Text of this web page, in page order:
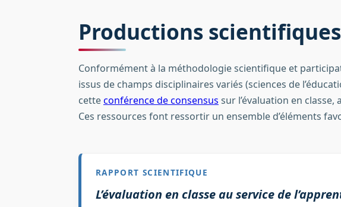
Productions scientifiques
Conformément à la méthodologie scientifique et
issus de champs disciplinaires variés (sciences de
cetteconférence de consensus sur l’évaluation en
Ces ressources font ressortir un ensemble d’éléments
RAPPORT SCIENTIFIQUE
L’évaluation en classe au service de